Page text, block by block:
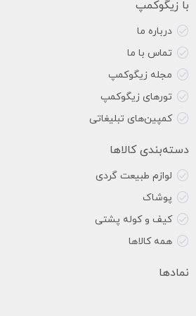
با زیگوکمپ
درباره ما
تماس با ما
مجله زیگوکمپ
تورهای زیگوکمپ
کمپین‌های تبلیغاتی
دسته‌بندی کالاها
لوازم طبیعت گردی
پوشاک
کیف و کوله پشتی
همه کالاها
نمادها